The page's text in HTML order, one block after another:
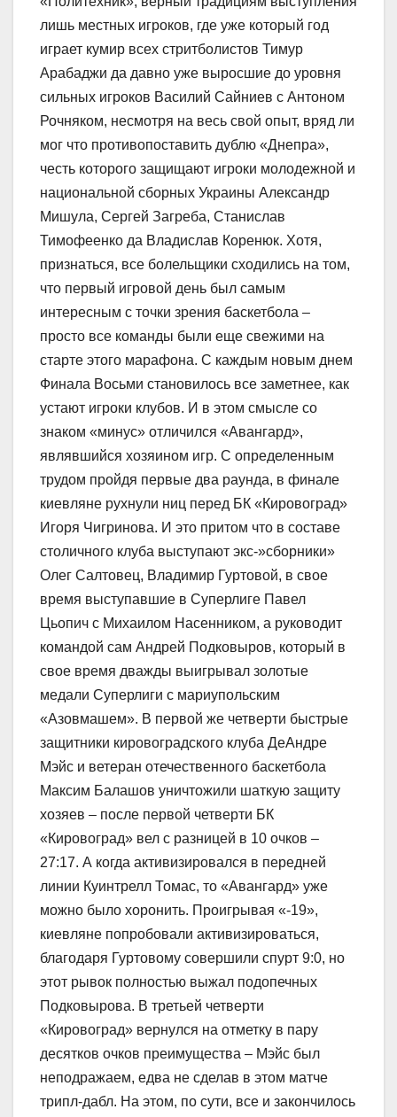
лишь местных игроков, где уже который год
играет кумир всех стритболистов Тимур
Арабаджи да давно уже выросшие до уровня
сильных игроков Василий Сайниев с Антоном
Рочняком, несмотря на весь свой опыт, вряд ли
мог что противопоставить дублю «Днепра»,
честь которого защищают игроки молодежной и
национальной сборных Украины Александр
Мишула, Сергей Загреба, Станислав
Тимофеенко да Владислав Коренюк. Хотя,
признаться, все болельщики сходились на том,
что первый игровой день был самым
интересным с точки зрения баскетбола –
просто все команды были еще свежими на
старте этого марафона. С каждым новым днем
Финала Восьми становилось все заметнее, как
устают игроки клубов. И в этом смысле со
знаком «минус» отличился «Авангард»,
являвшийся хозяином игр. С определенным
трудом пройдя первые два раунда, в финале
киевляне рухнули ниц перед БК «Кировоград»
Игоря Чигринова. И это притом что в составе
столичного клуба выступают экс-»сборники»
Олег Салтовец, Владимир Гуртовой, в свое
время выступавшие в Суперлиге Павел
Цьопич с Михаилом Насенником, а руководит
командой сам Андрей Подковыров, который в
свое время дважды выигрывал золотые
медали Суперлиги с мариупольским
«Азовмашем». В первой же четверти быстрые
защитники кировоградского клуба ДеАндре
Мэйс и ветеран отечественного баскетбола
Максим Балашов уничтожили шаткую защиту
хозяев – после первой четверти БК
«Кировоград» вел с разницей в 10 очков –
27:17. А когда активизировался в передней
линии Куинтрелл Томас, то «Авангард» уже
можно было хоронить. Проигрывая «-19»,
киевляне попробовали активизироваться,
благодаря Гуртовому совершили спурт 9:0, но
этот рывок полностью выжал подопечных
Подковырова. В третьей четверти
«Кировоград» вернулся на отметку в пару
десятков очков преимущества – Мэйс был
неподражаем, едва не сделав в этом матче
трипл-дабл. На этом, по сути, все и закончилось